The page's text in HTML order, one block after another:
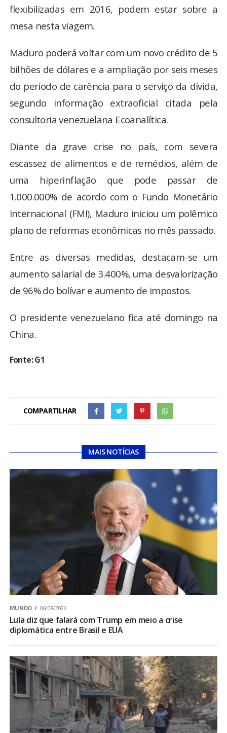
flexibilizadas em 2016, podem estar sobre a
mesa nesta viagem.
Maduro poderá voltar com um novo crédito de 5
bilhões de dólares e a ampliação por seis meses
do período de carência para o serviço da dívida,
segundo informação extraoficial citada pela
consultoria venezuelana Ecoanalítica.
Diante da grave crise no país, com severa
escassez de alimentos e de remédios, além de
uma hiperinflação que pode passar de
1.000.000% de acordo com o Fundo Monetário
Internacional (FMI), Maduro iniciou um polêmico
plano de reformas econômicas no mês passado.
Entre as diversas medidas, destacam-se um
aumento salarial de 3.400%, uma desvalorização
de 96% do bolívar e aumento de impostos.
O presidente venezuelano fica até domingo na
China.
Fonte: G1
COMPARTILHAR
MAIS NOTÍCIAS
MUNDO 06/08/2026
Lula diz que falará com Trump em meio a crise
diplomática entre Brasil e EUA